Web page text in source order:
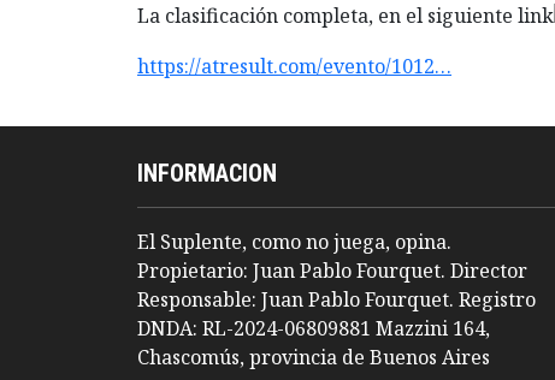
La clasificación completa, en el siguiente link
https://atresult.com/evento/1012…
INFORMACION
El Suplente, como no juega, opina.
Propietario: Juan Pablo Fourquet. Director
Responsable: Juan Pablo Fourquet. Registro
DNDA: RL-2024-06809881 Mazzini 164,
Chascomús, provincia de Buenos Aires